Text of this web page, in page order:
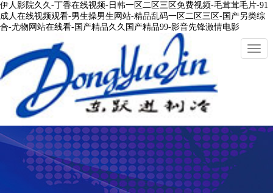
伊人影院久久-丁香在线视频-日韩一区二区三区免费视频-毛茸茸毛片-91
成人在线视频观看-男生操男生网站-精品乱码一区二区三区-国产另类综
合-尤物网站在线看-国产精品久久国产精品99-影音先锋激情电影
切
換